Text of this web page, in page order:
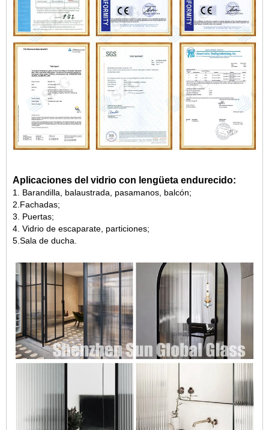
Aplicaciones del vidrio con lengüeta endurecido:
1. Barandilla, balaustrada, pasamanos, balcón;
2.Fachadas;
3. Puertas;
4. Vidrio de escaparate, particiones;
5.Sala de ducha.